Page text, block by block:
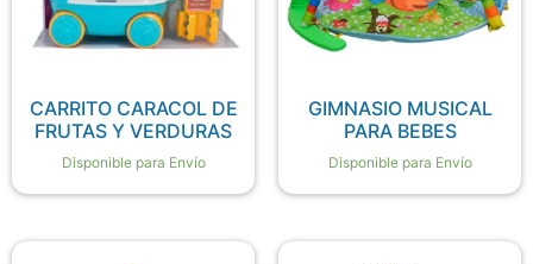
CARRITO CARACOL DE
FRUTAS Y VERDURAS
Disponible para Envío
GIMNASIO MUSICAL
PARA BEBES
Disponible para Envío